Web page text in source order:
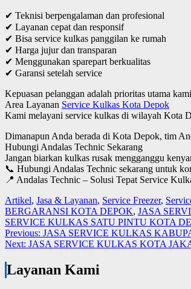
✔ Teknisi berpengalaman dan profesional
✔ Layanan cepat dan responsif
✔ Bisa service kulkas panggilan ke rumah
✔ Harga jujur dan transparan
✔ Menggunakan sparepart berkualitas
✔ Garansi setelah service
Kepuasan pelanggan adalah prioritas utama
Area Layanan Service Kulkas Kota Depok
Kami melayani service kulkas di wilayah Kota
Dimanapun Anda berada di Kota Depok, tim
Hubungi Andalas Technic Sekarang
Jangan biarkan kulkas rusak mengganggu
📞 Hubungi Andalas Technic sekarang untuk
📍 Andalas Technic – Solusi Tepat Service
Artikel, Jasa & Layanan, Service Freezer,
BERGARANSI KOTA DEPOK, JASA
SERVICE KULKAS SATU PINTU KOTA
Navigasi
pos
Previous: Previous
post:
JASA SERVICE KULKAS
Next: Next
JASA SERVICE KULKAS KOTA
Layanan Kami